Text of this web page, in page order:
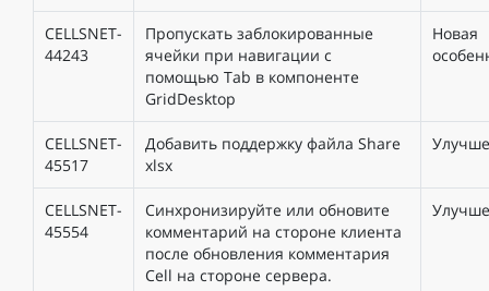
CELLSNET-
44243
Пропускать заблокированные
ячейки при навигации с
помощью Tab в компоненте
GridDesktop
Новая
CELLSNET-
45517
Добавить поддержку файла Share
xlsx
CELLSNET-
45554
Синхронизируйте или обновите
комментарий на стороне клиента
после обновления комментария
Cell на стороне сервера.